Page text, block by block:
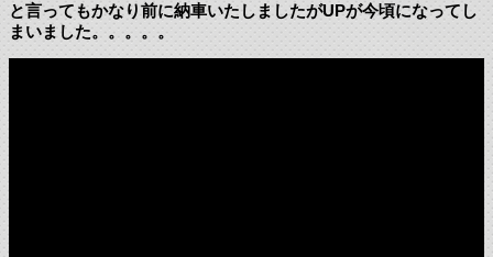
と言ってもかなり前に納車いたしましたがUPが今頃になってし
まいました。。。。。